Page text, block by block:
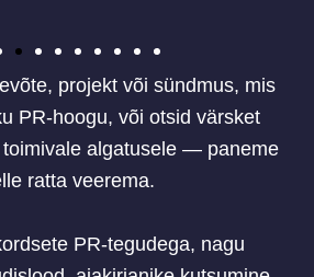
projekt või sündmus, mis
PR-hoogu, või otsid värsket
algatusele — paneme
ratta veerema.
PR-tegudega, nagu